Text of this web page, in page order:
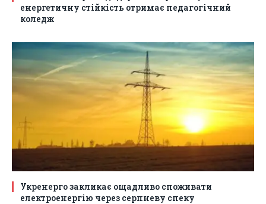
енергетичну стійкість отримає педагогічний
коледж
Укренерго закликає ощадливо споживати
електроенергію через серпневу спеку